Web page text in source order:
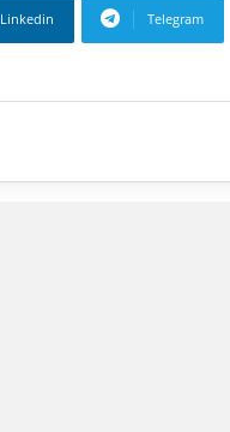
Linkedin Telegram